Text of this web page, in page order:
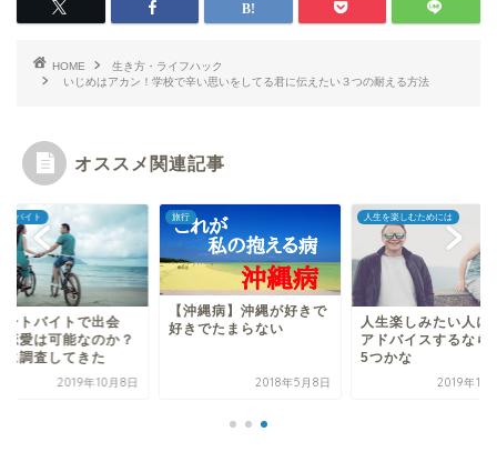
HOME
生き方・ライフハック
いじめはアカン！学校で辛い思いをしてる君に伝えたい３つの耐える方法
オススメ関連記事
トバイト
ートバイトで出会
恋愛は可能なのか？
に調査してきた
2019年10月8日
旅行
【沖縄病】沖縄が好きで
好きでたまらない
2018年5月8日
人生を楽しむためには
人生楽しみたい人に
アドバイスするなら
5つかな
2019年11